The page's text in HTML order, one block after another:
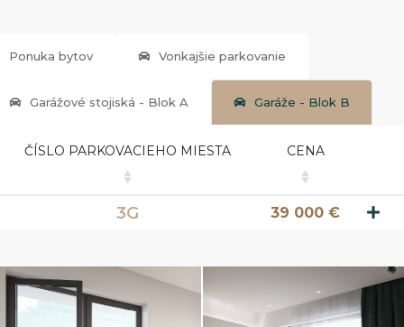
GALÉRIA
AKO POSTUPOVAŤ?
FAQ
360° VIRTUÁLNE PREHLIADKY
Ponuka bytov Vonkajšie parkovanie
Garážové stojiská - Blok A Garáže - Blok B
ČÍSLO PARKOVACIEHO MIESTA CENA
3G 39 000 €